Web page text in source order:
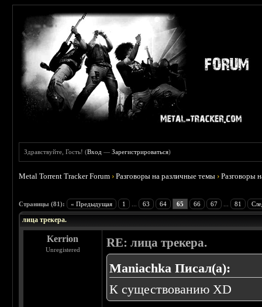
Здравствуйте, Гость! (Вход —Зарегистрироваться)
Metal Torrent Tracker Forum ›Разговоры на различные темы ›Разговоры
Страницы (81): « Предыдущая 1 63 64 65 66 67 81
лица трекера.
Kerrion
Unregistered
RE: лица трекера.
Maniachka Писал(а):
К существованию XD